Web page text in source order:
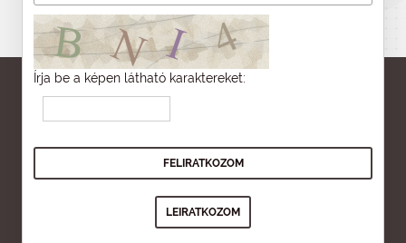
Írja be a képen látható karaktereket: